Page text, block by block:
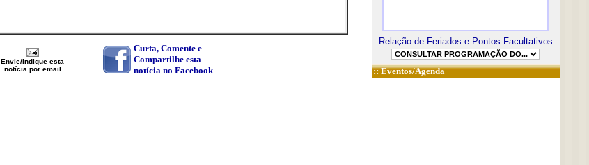
Curta, Comente e
Compartilhe esta
notícia no Facebook
Envie/indique esta
notícia por email
Relação de Feriados e Pontos Facultativos
::Eventos/Agenda